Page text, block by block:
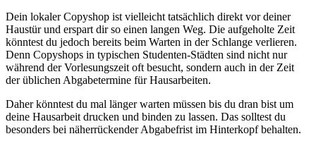
Dein lokaler Copyshop ist vielleicht tatsächlich direkt vor deiner
Haustür und erspart dir so einen langen Weg. Die aufgeholte Zeit
könntest du jedoch bereits beim Warten in der Schlange verlieren.
Denn Copyshops in typischen Studenten-Städten sind nicht nur
während der Vorlesungszeit oft besucht, sondern auch in der Zeit
der üblichen Abgabetermine für Hausarbeiten.
Daher könntest du mal länger warten müssen bis du dran bist um
deine Hausarbeit drucken und binden zu lassen. Das solltest du
besonders bei näherrückender Abgabefrist im Hinterkopf behalten.